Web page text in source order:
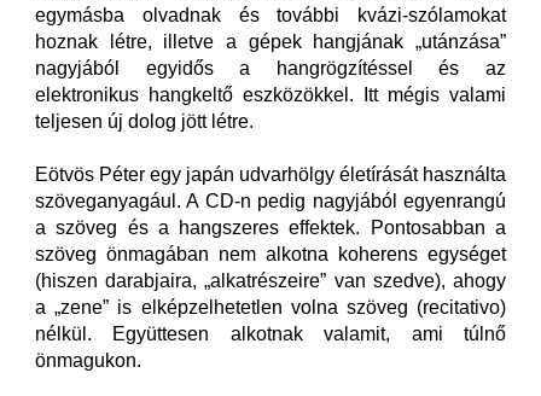
egymásba olvadnak és további kvázi-szólamokat
hoznak létre, illetve a gépek hangjának „utánzása”
nagyjából egyidős a hangrögzítéssel és az
elektronikus hangkeltő eszközökkel. Itt mégis valami
teljesen új dolog jött létre.
Eötvös Péter egy japán udvarhölgy életírását használta
szöveganyagául. A CD-n pedig nagyjából egyenrangú
a szöveg és a hangszeres effektek. Pontosabban a
szöveg önmagában nem alkotna koherens egységet
(hiszen darabjaira, „alkatrészeire” van szedve), ahogy
a „zene” is elképzelhetetlen volna szöveg (recitativo)
nélkül. Együttesen alkotnak valamit, ami túlnő
önmagukon.